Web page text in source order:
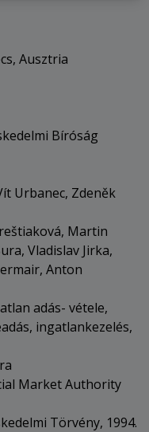
Ausztria
Bíróság
Urbanec, Zdeněk
Martin
Vladislav Jirka,
Anton
adás- vétele,
ingatlankezelés,
Market Authority
Törvény, 1994.